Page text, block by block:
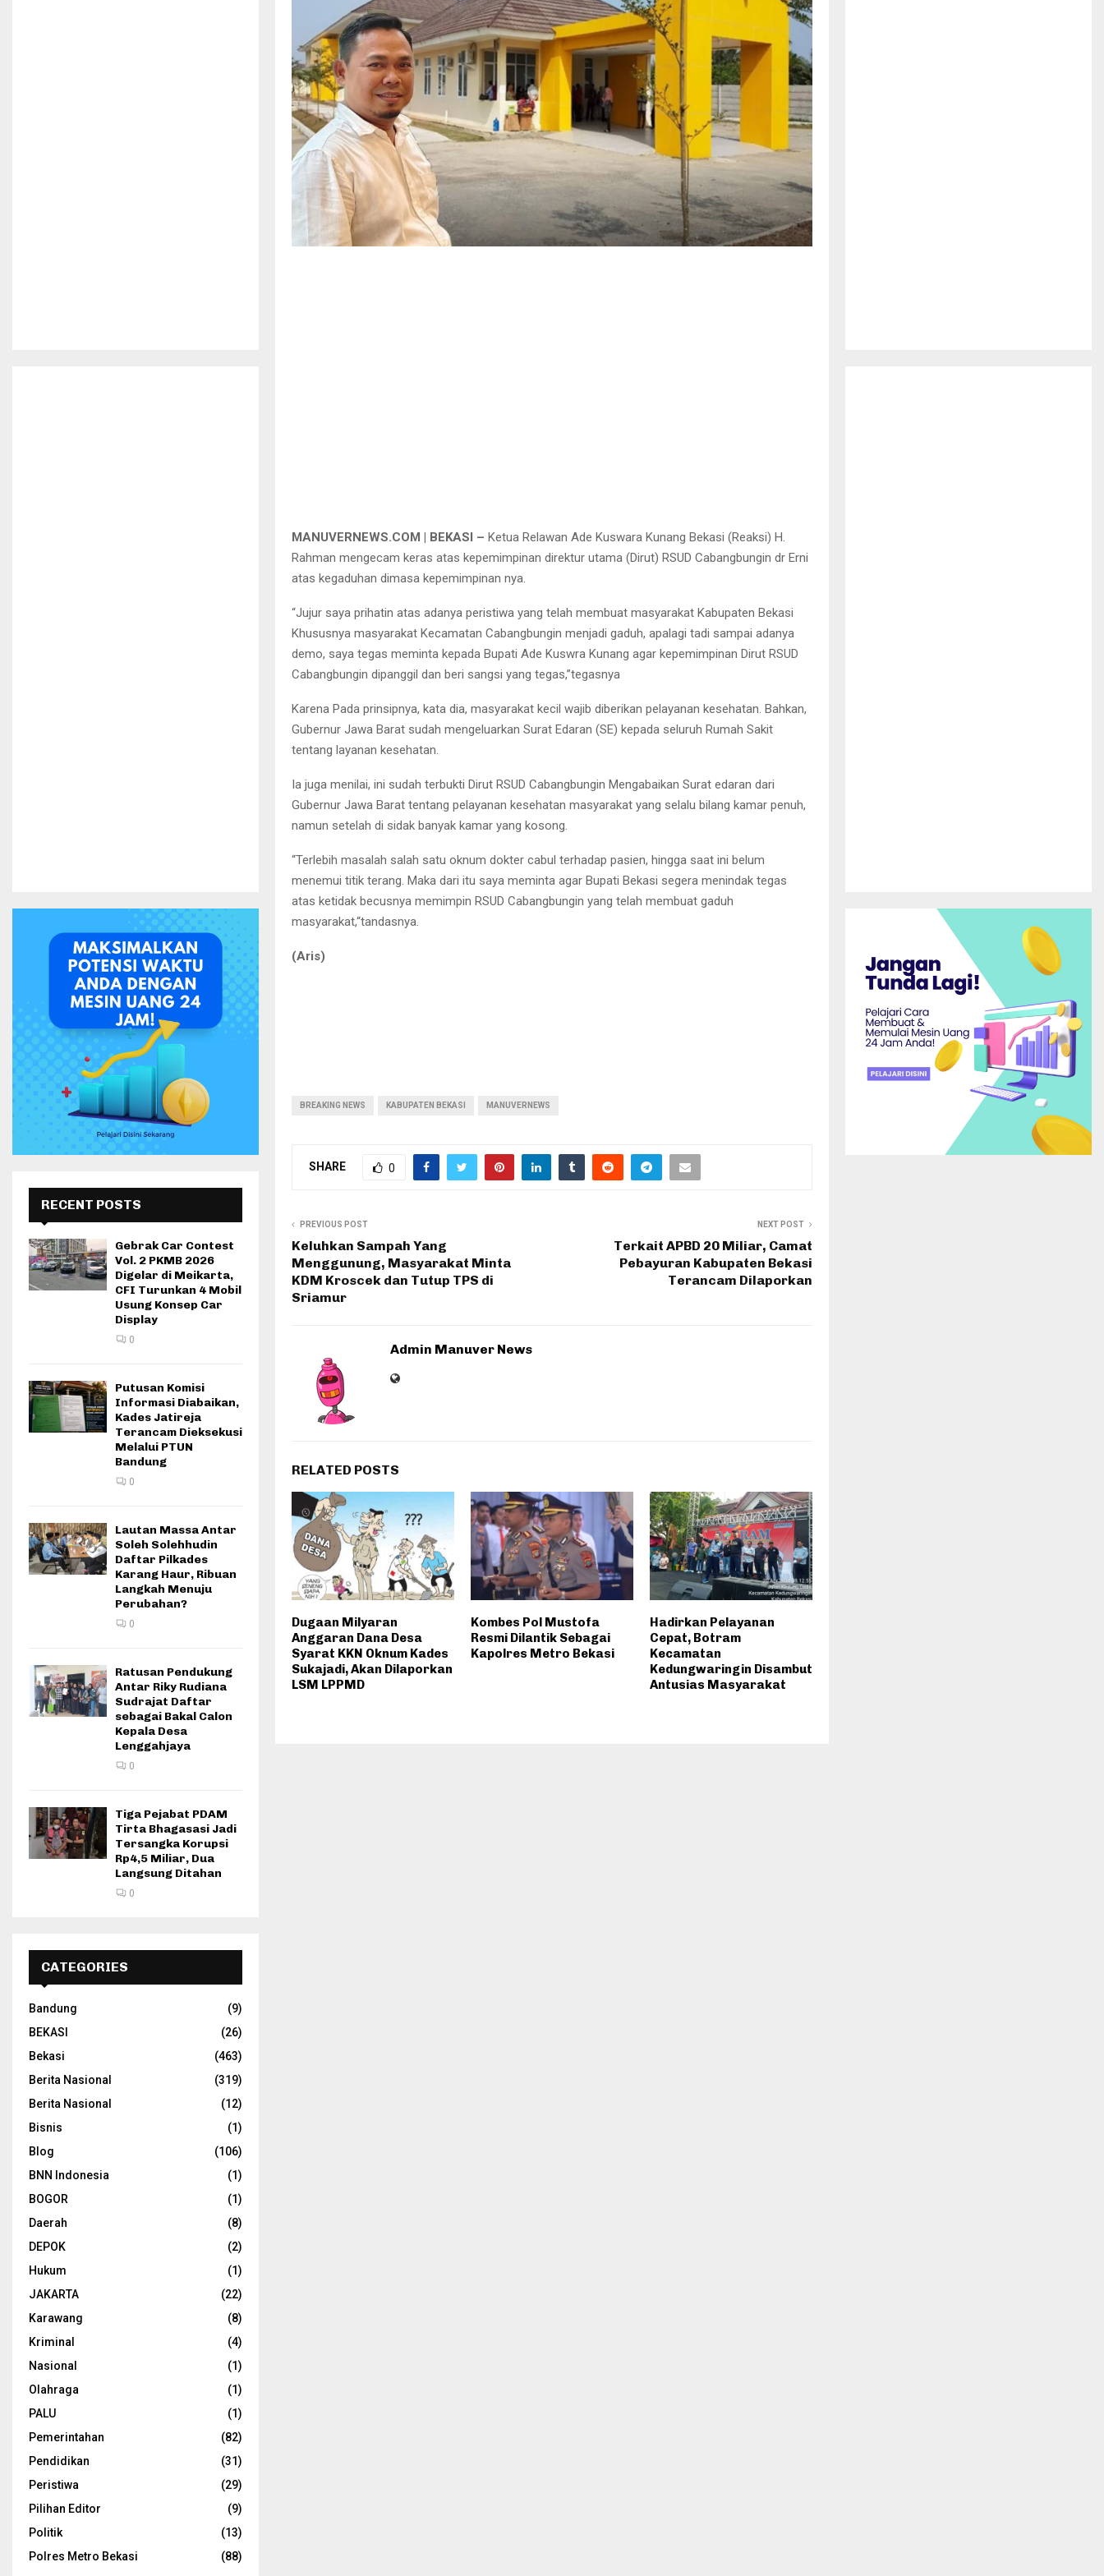
MANUVERNEWS.COM | BEKASI – Ketua Relawan Ade Kuswara Kunang Bekasi (Reaksi) H.
Rahman mengecam keras atas kepemimpinan direktur utama (Dirut) RSUD Cabangbungin dr Erni
atas kegaduhan dimasa kepemimpinan nya.
“Jujur saya prihatin atas adanya peristiwa yang telah membuat masyarakat Kabupaten Bekasi
Khususnya masyarakat Kecamatan Cabangbungin menjadi gaduh, apalagi tadi sampai adanya
demo, saya tegas meminta kepada Bupati Ade Kuswra Kunang agar kepemimpinan Dirut RSUD
Cabangbungin dipanggil dan beri sangsi yang tegas,”tegasnya
Karena Pada prinsipnya, kata dia, masyarakat kecil wajib diberikan pelayanan kesehatan. Bahkan,
Gubernur Jawa Barat sudah mengeluarkan Surat Edaran (SE) kepada seluruh Rumah Sakit
tentang layanan kesehatan.
Ia juga menilai, ini sudah terbukti Dirut RSUD Cabangbungin Mengabaikan Surat edaran dari
Gubernur Jawa Barat tentang pelayanan kesehatan masyarakat yang selalu bilang kamar penuh,
namun setelah di sidak banyak kamar yang kosong.
“Terlebih masalah salah satu oknum dokter cabul terhadap pasien, hingga saat ini belum
menemui titik terang. Maka dari itu saya meminta agar Bupati Bekasi segera menindak tegas
atas ketidak becusnya memimpin RSUD Cabangbungin yang telah membuat gaduh
masyarakat,“tandasnya.
(Aris)
BREAKING NEWS KABUPATEN BEKASI MANUVERNEWS
SHARE 0
PREVIOUS POST
Keluhkan Sampah Yang
Menggunung, Masyarakat Minta
KDM Kroscek dan Tutup TPS di
Sriamur
NEXT POST
Terkait APBD 20 Miliar, Camat
Pebayuran Kabupaten Bekasi
Terancam Dilaporkan
Admin Manuver News
RELATED POSTS
Dugaan Milyaran
Anggaran Dana Desa
Syarat KKN Oknum Kades
Sukajadi, Akan Dilaporkan
LSM LPPMD
Kombes Pol Mustofa
Resmi Dilantik Sebagai
Kapolres Metro Bekasi
Hadirkan Pelayanan
Cepat, Botram
Kecamatan
Kedungwaringin Disambut
Antusias Masyarakat
RECENT POSTS
Gebrak Car Contest
Vol. 2 PKMB 2026
Digelar di Meikarta,
CFI Turunkan 4 Mobil
Usung Konsep Car
Display
0
Putusan Komisi
Informasi Diabaikan,
Kades Jatireja
Terancam Dieksekusi
Melalui PTUN
Bandung
0
Lautan Massa Antar
Soleh Solehhudin
Daftar Pilkades
Karang Haur, Ribuan
Langkah Menuju
Perubahan?
0
Ratusan Pendukung
Antar Riky Rudiana
Sudrajat Daftar
sebagai Bakal Calon
Kepala Desa
Lenggahjaya
0
Tiga Pejabat PDAM
Tirta Bhagasasi Jadi
Tersangka Korupsi
Rp4,5 Miliar, Dua
Langsung Ditahan
0
CATEGORIES
Bandung
(9)
BEKASI
(26)
Bekasi
(463)
Berita Nasional
(319)
Berita Nasional
(12)
Bisnis
(1)
Blog
(106)
BNN Indonesia
(1)
BOGOR
(1)
Daerah
(8)
DEPOK
(2)
Hukum
(1)
JAKARTA
(22)
Karawang
(8)
Kriminal
(4)
Nasional
(1)
Olahraga
(1)
PALU
(1)
Pemerintahan
(82)
Pendidikan
(31)
Peristiwa
(29)
Pilihan Editor
(9)
Politik
(13)
Polres Metro Bekasi
(88)